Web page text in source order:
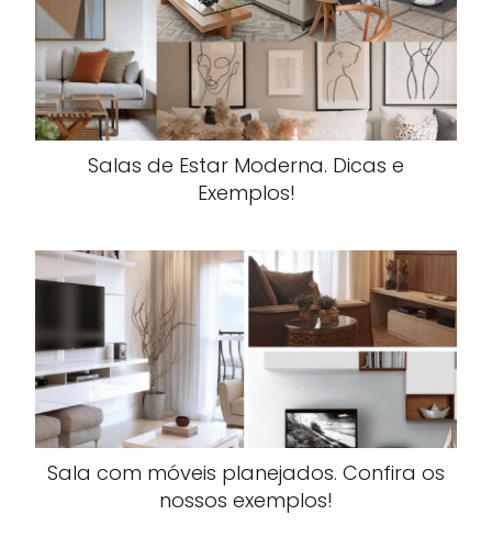
Salas de Estar Moderna. Dicas e
Exemplos!
Sala com móveis planejados. Confira os
nossos exemplos!